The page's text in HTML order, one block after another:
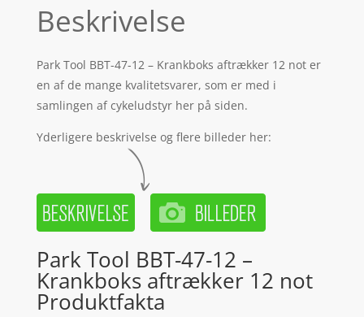
Beskrivelse
Park Tool BBT-47-12 – Krankboks aftrækker 12 not er
en af de mange kvalitetsvarer, som er med i
samlingen af cykeludstyr her på siden.
Yderligere beskrivelse og flere billeder her:
Park Tool BBT-47-12 –
Krankboks aftrækker 12 not
Produktfakta